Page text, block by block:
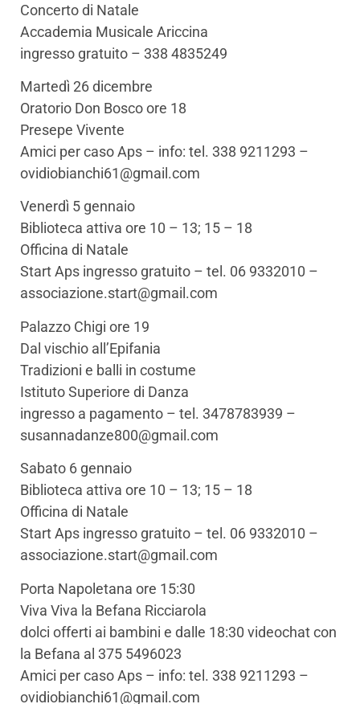
Concerto di Natale
Accademia Musicale Ariccina
ingresso gratuito – 338 4835249
Martedì 26 dicembre
Oratorio Don Bosco ore 18
Presepe Vivente
Amici per caso Aps – info: tel. 338 9211293 –
ovidiobianchi61@gmail.com
Venerdì 5 gennaio
Biblioteca attiva ore 10 – 13; 15 – 18
Officina di Natale
Start Aps ingresso gratuito – tel. 06 9332010 –
associazione.start@gmail.com
Palazzo Chigi ore 19
Dal vischio all’Epifania
Tradizioni e balli in costume
Istituto Superiore di Danza
ingresso a pagamento – tel. 3478783939 –
susannadanze800@gmail.com
Sabato 6 gennaio
Biblioteca attiva ore 10 – 13; 15 – 18
Officina di Natale
Start Aps ingresso gratuito – tel. 06 9332010 –
associazione.start@gmail.com
Porta Napoletana ore 15:30
Viva Viva la Befana Ricciarola
dolci offerti ai bambini e dalle 18:30 videochat con
la Befana al 375 5496023
Amici per caso Aps – info: tel. 338 9211293 –
ovidiobianchi61@gmail.com